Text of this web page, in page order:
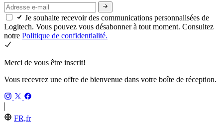
Je souhaite recevoir des communications personnalisées de
Logitech. Vous pouvez vous désabonner à tout moment. Consultez
notre Politique de confidentialité.
Merci de vous être inscrit!
Vous recevrez une offre de bienvenue dans votre boîte de réception.
FR,fr